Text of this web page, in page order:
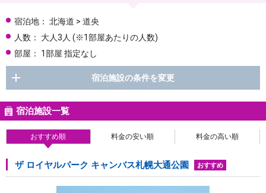
宿泊地： 北海道 > 道央
人数：
大人3人 (※1部屋あたりの人数)
部屋：
1部屋 指定なし
宿泊施設の条件を変更
宿泊施設一覧
おすすめ順 料金の安い順 料金の高い順
ザ ロイヤルパーク キャンバス札幌大通公園 おすすめ